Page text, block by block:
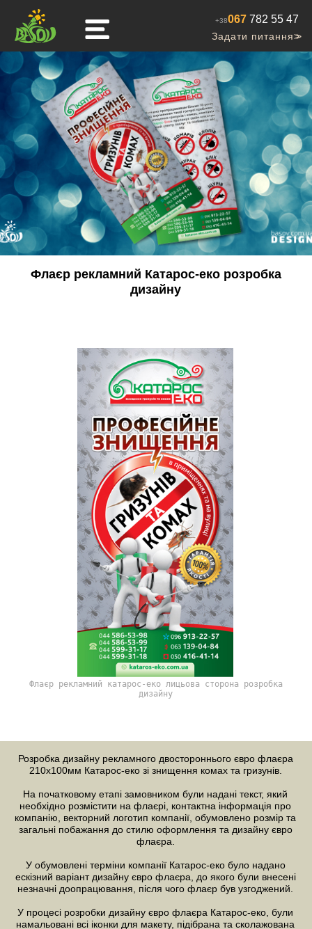
+38067 782 55 47
Задати питання>>
Флаєр рекламний Катарос-еко розробка
дизайну
Флаєр рекламний катарос-еко лицьова сторона розробка
дизайну
Розробка дизайнурекламного двостороннього євро флаєра
210х100мм Катарос-еко зі знищення комах та гризунів.
На початковому етапі замовником були надані текст, який
необхідно розмістити на флаєрі, контактна інформація про
компанію, векторний логотип компанії , обумовлено розмір та
загальні побажання до стилю оформлення та дизайну євро
флаєра.
У обумовлені терміни компанії Катарос-еко було надано
ескізний варіант дизайну євро флаєра , до якого були внесені
незначні доопрацювання, після чого флаєр був узгоджений.
У процесі розробки дизайну євро флаєра Катарос-еко, були
намальовані всі іконки для макету, підібрана та сколажована